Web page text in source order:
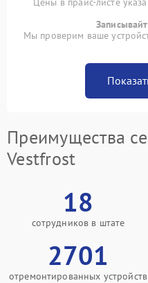
Мы проверим ваше
Преимущества
Vestfrost
18
сотрудников в штате
2701
отремонтированных устройств